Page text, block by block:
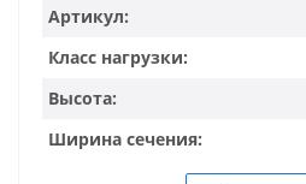
Артикул:
Класс нагрузки:
Высота:
Ширина сечения: